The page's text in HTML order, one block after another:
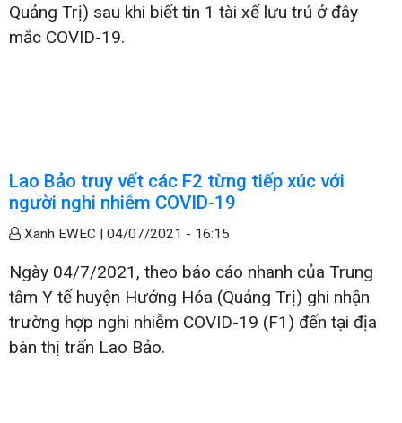
Quảng Trị) sau khi biết tin 1 tài xế lưu trú ở đây
mắc COVID-19.
Lao Bảo truy vết các F2 từng tiếp xúc với
người nghi nhiễm COVID-19
Xanh EWEC | 04/07/2021 - 16:15
Ngày 04/7/2021, theo báo cáo nhanh của Trung
tâm Y tế huyện Hướng Hóa (Quảng Trị) ghi nhận
trường hợp nghi nhiễm COVID-19 (F1) đến tại địa
bàn thị trấn Lao Bảo.